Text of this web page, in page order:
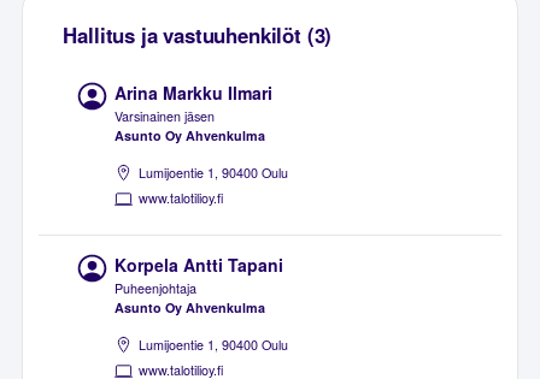
Hallitus ja vastuuhenkilöt (3)
Arina Markku Ilmari
Varsinainen jäsen
Asunto Oy Ahvenkulma
Lumijoentie 1, 90400 Oulu
www.talotilioy.fi
Korpela Antti Tapani
Puheenjohtaja
Asunto Oy Ahvenkulma
Lumijoentie 1, 90400 Oulu
www.talotilioy.fi